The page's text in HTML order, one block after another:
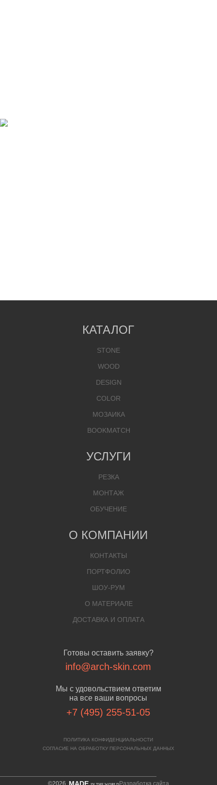
Готовы оставить заявку?
info@arch-skin.com
Мы с удовольствием ответим
на все ваши вопросы
+7 (495) 255-51-05
ПОЛИТИКА КОНФИДЕНЦИАЛЬНОСТИ
СОГЛАСИЕ НА ОБРАБОТКУ ПЕРСОНАЛЬНЫХ ДАННЫХ
КАТАЛОГ
STONE
WOOD
DESIGN
COLOR
МОЗАИКА
BOOKMATCH
УСЛУГИ
РЕЗКА
МОНТАЖ
ОБУЧЕНИЕ
О КОМПАНИИ
КОНТАКТЫ
ПОРТФОЛИО
ШОУ-РУМ
О МАТЕРИАЛЕ
ДОСТАВКА И ОПЛАТА